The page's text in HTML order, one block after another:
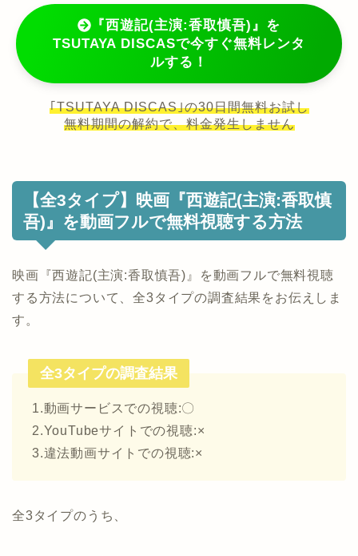
『西遊記(主演:香取慎吾)』を
TSUTAYA DISCASで今すぐ無料レンタ
ルする！
｢TSUTAYA DISCAS｣の30日間無料お試し
無料期間の解約で、料金発生しません
【全3タイプ】映画『西遊記(主演:香取慎
吾)』を動画フルで無料視聴する方法
映画『西遊記(主演:香取慎吾)』を動画フルで無料視聴
する方法について、全3タイプの調査結果をお伝えしま
す。
全3タイプの調査結果
1.動画サービスでの視聴:〇
2.YouTubeサイトでの視聴:×
3.違法動画サイトでの視聴:×
全3タイプのうち、